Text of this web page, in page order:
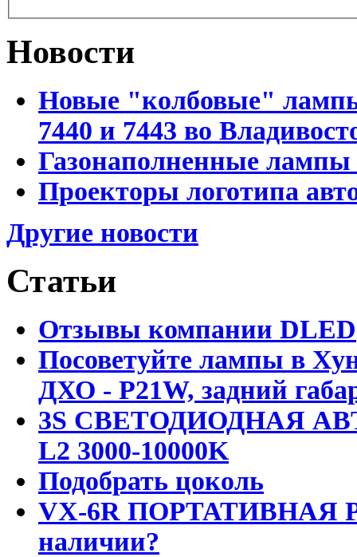
Новости
Новые "колбовые"
7440 и 7443 во
Газонаполненные лампы
Проекторы логотипа
Другие новости
Статьи
Отзывы компании DLED
Посоветуйте лампы в
ДХО - P21W, задний
3S СВЕТОДИОДНАЯ
L2 3000-10000K
Подобрать цоколь
VX-6R ПОРТАТИВНАЯ
наличии?